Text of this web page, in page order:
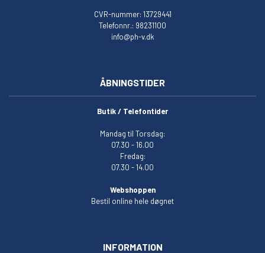
CVR-nummer: 13729441
Telefonnr.: 98231100
info@ph-v.dk
ÅBNINGSTIDER
Butik / Telefontider
Mandag til Torsdag:
07.30 - 16.00
Fredag:
07.30 - 14.00
Webshoppen
Bestil online hele døgnet
INFORMATION